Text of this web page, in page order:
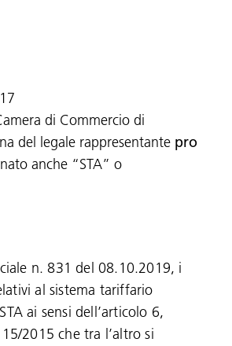
di Commercio di
del legale rappresentante pro
anche “STA” o
n. 831 del 08.10.2019, i
al sistema tariffario
ai sensi dell’articolo 6,
2015 che tra l’altro si